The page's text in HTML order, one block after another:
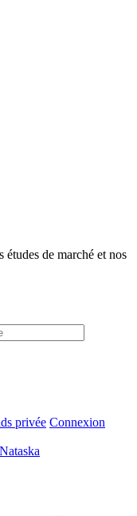
études de marché et nos
privée Connexion
Nataska